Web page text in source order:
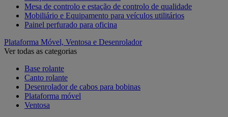
Mesa de controlo e estação de controlo de qualidade
Mobiliário e Equipamento para veículos utilitários
Painel perfurado para oficina
Plataforma Móvel, Ventosa e Desenrolador
Ver todas as categorias
Base rolante
Canto rolante
Desenrolador de cabos para bobinas
Plataforma móvel
Ventosa